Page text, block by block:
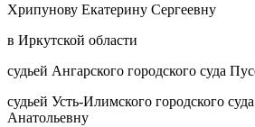
Хрипунову Екатерину Сергеевну
в Иркутской области
судьей Ангарского городского суда
судьей Усть-Илимского городского
Анатольевну